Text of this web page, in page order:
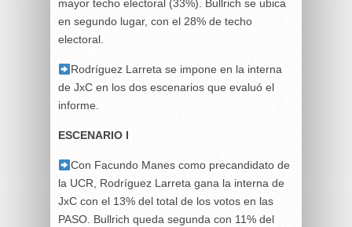
mayor techo electoral (33%). Bullrich se ubica
en segundo lugar, con el 28% de techo
electoral.
Rodríguez Larreta se impone en la interna
de JxC en los dos escenarios que evaluó el
informe.
ESCENARIO I
Con Facundo Manes como precandidato de
la UCR, Rodríguez Larreta gana la interna de
JxC con el 13% del total de los votos en las
PASO. Bullrich queda segunda con 11% del